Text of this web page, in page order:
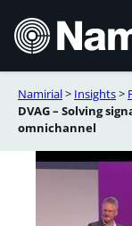
conținut
Namirial> Insights>
DVAG – Solving
omnichannel